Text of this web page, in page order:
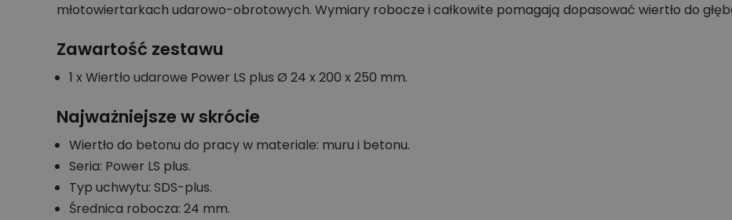
młotowiertarkach udarowo-obrotowych. Wymiary robocze i całkowite pomagają dopasować wiertło do
Zawartość zestawu
1 x Wiertło udarowe Power LS plus Ø 24 x 200 x 250 mm.
Najważniejsze w skrócie
Wiertło do betonu do pracy w materiale: muru i betonu.
Seria: Power LS plus.
Typ uchwytu: SDS-plus.
Średnica robocza: 24 mm.